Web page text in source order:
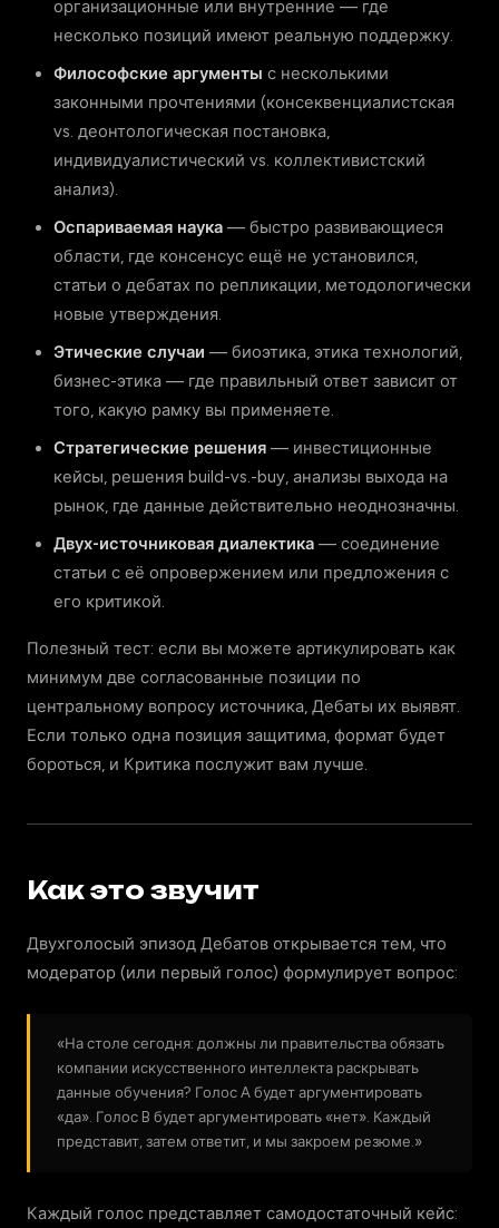
организационные или внутренние — где
несколько позиций имеют реальную поддержку.
Философские аргументы с несколькими
законными прочтениями (консеквенциалистская
vs. деонтологическая постановка,
индивидуалистический vs. коллективистский
анализ).
Оспариваемая наука — быстро развивающиеся
области, где консенсус ещё не установился,
статьи о дебатах по репликации, методологически
новые утверждения.
Этические случаи — биоэтика, этика технологий,
бизнес-этика — где правильный ответ зависит от
того, какую рамку вы применяете.
Стратегические решения — инвестиционные
кейсы, решения build-vs.-buy, анализы выхода на
рынок, где данные действительно неоднозначны.
Двух-источниковая диалектика — соединение
статьи с её опровержением или предложения с
его критикой.
Полезный тест: если вы можете артикулировать как
минимум две согласованные позиции по
центральному вопросу источника, Дебаты их выявят.
Если только одна позиция защитима, формат будет
бороться, и Критика послужит вам лучше.
Как это звучит
Двухголосый эпизод Дебатов открывается тем, что
модератор (или первый голос) формулирует вопрос:
«На столе сегодня: должны ли правительства обязать
компании искусственного интеллекта раскрывать
данные обучения? Голос A будет аргументировать
«да». Голос B будет аргументировать «нет». Каждый
представит, затем ответит, и мы закроем резюме.»
Каждый голос представляет самодостаточный кейс: